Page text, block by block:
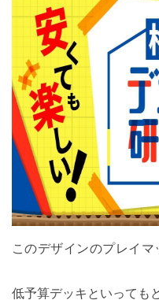
このデザインのプレイマ
低予算デッキといっても